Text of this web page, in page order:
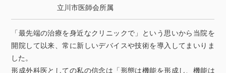
立川市医師会所属
「最先端の治療を身近なクリニックで」という思いから当院を
開院して以来、常に新しいデバイスや技術を導入してまいりま
した。
形成外科医としての私の信念は「形態は機能を形成し、機能は